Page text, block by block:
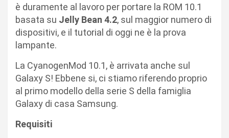
è duramente al lavoro per portare la ROM 10.1
basata su Jelly Bean 4.2, sul maggior numero di
dispositivi, e il tutorial di oggi ne è la prova
lampante.
La CyanogenMod 10.1, è arrivata anche sul
Galaxy S! Ebbene si, ci stiamo riferendo proprio
al primo modello della serie S della famiglia
Galaxy di casa Samsung.
Requisiti